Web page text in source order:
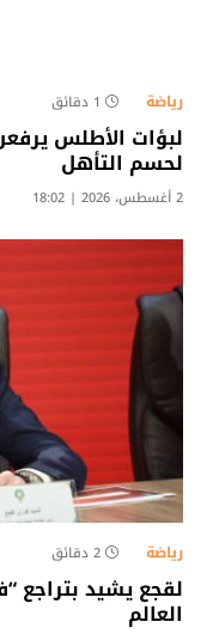
رياضة 1 دقائق
لبؤات الأطلس
لحسم التأهل
2 أغسطس، 2026 | 18:02
رياضة 2 دقائق
لقجع يشيد
العالم